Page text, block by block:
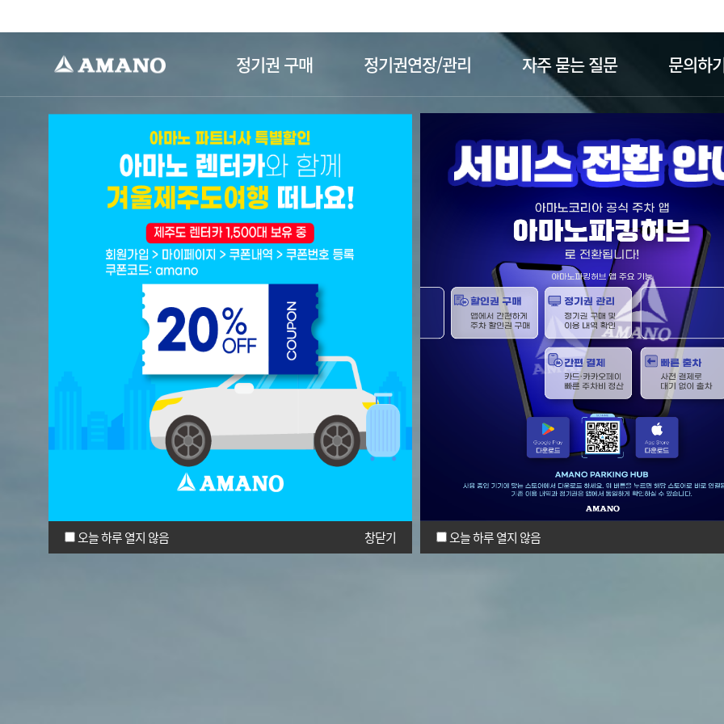
오늘 하루 열지 않음 창닫기 오늘 하루 열지 않음
정기권 구매 정기권연장/관리 자주 묻는 질문 문의하